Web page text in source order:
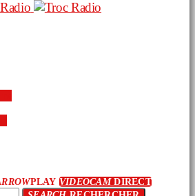
PLAY VIDEOCAMDIRECT